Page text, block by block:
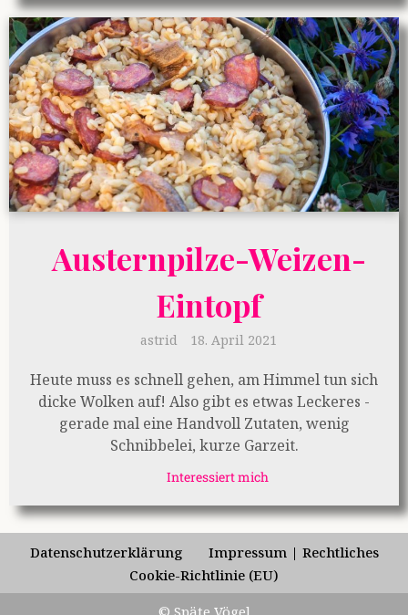
Austernpilze-Weizen-
Eintopf
astrid 18. April 2021
Heute muss es schnell gehen, am Himmel tun sich
dicke Wolken auf! Also gibt es etwas Leckeres -
gerade mal eine Handvoll Zutaten, wenig
Schnibbelei, kurze Garzeit.
Interessiert mich
Datenschutzerklärung
Impressum | Rechtliches
Cookie-Richtlinie (EU)